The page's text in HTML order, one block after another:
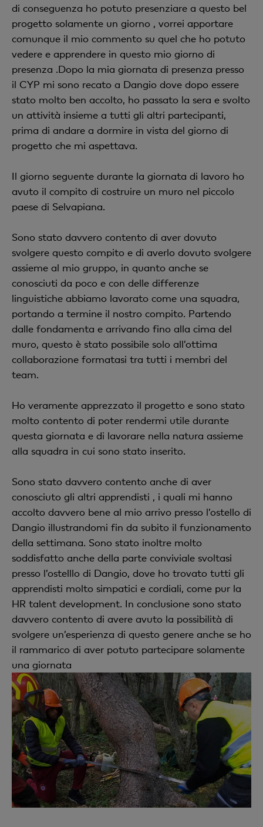
di conseguenza ho potuto presenziare a questo bel
progetto solamente un giorno , vorrei apportare
comunque il mio commento su quel che ho potuto
vedere e apprendere in questo mio giorno di
presenza .Dopo la mia giornata di presenza presso
il CYP mi sono recato a Dangio dove dopo essere
stato molto ben accolto, ho passato la sera e svolto
un attività insieme a tutti gli altri partecipanti,
prima di andare a dormire in vista del giorno di
progetto che mi aspettava.
Il giorno seguente durante la giornata di lavoro ho
avuto il compito di costruire un muro nel piccolo
paese di Selvapiana.
Sono stato davvero contento di aver dovuto
svolgere questo compito e di averlo dovuto svolgere
assieme al mio gruppo, in quanto anche se
conosciuti da poco e con delle differenze
linguistiche abbiamo lavorato come una squadra,
portando a termine il nostro compito. Partendo
dalle fondamenta e arrivando fino alla cima del
muro, questo è stato possibile solo all’ottima
collaborazione formatasi tra tutti i membri del
team.
Ho veramente apprezzato il progetto e sono stato
molto contento di poter rendermi utile durante
questa giornata e di lavorare nella natura assieme
alla squadra in cui sono stato inserito.
Sono stato davvero contento anche di aver
conosciuto gli altri apprendisti , i quali mi hanno
accolto davvero bene al mio arrivo presso l’ostello di
Dangio illustrandomi fin da subito il funzionamento
della settimana. Sono stato inoltre molto
soddisfatto anche della parte conviviale svoltasi
presso l’ostelllo di Dangio, dove ho trovato tutti gli
apprendisti molto simpatici e cordiali, come pur la
HR talent development. In conclusione sono stato
davvero contento di avere avuto la possibilità di
svolgere un’esperienza di questo genere anche se ho
il rammarico di aver potuto partecipare solamente
una giornata